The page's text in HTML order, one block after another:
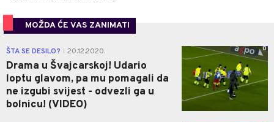
MOŽDA ĆE VAS ZANIMATI
ŠTA SE DESILO? 20.12.2020.
Drama u Švajcarskoj! Udario
loptu glavom, pa mu pomagali da
ne izgubi svijest - odvezli ga u
bolnicu! (VIDEO)
0